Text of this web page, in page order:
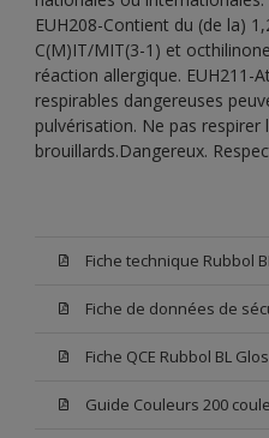
EUH208-Contient du (de la)
C(M)IT/MIT(3-1) et
réaction allergique. EUH211-
respirables dangereuses
pulvérisation. Ne pas respirer
brouillards.Dangereux.
Fiche technique Rubbol
Fiche QCE Rubbol BL
Guide Couleurs 200